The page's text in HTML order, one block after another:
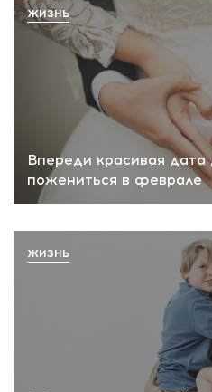
Впереди красивая
пожениться в феврале
ЖИЗНЬ
ЖИЗНЬ